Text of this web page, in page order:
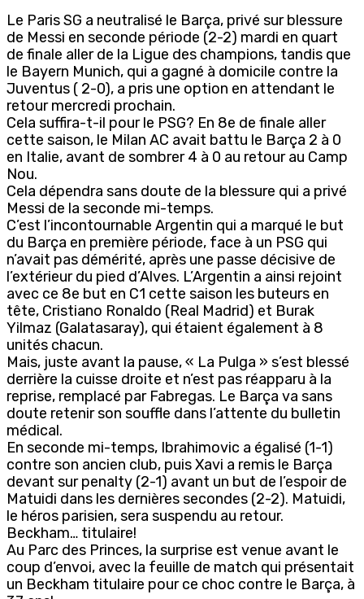
Le Paris SG a neutralisé le Barça, privé sur blessure
de Messi en seconde période (2-2) mardi en quart
de finale aller de la Ligue des champions, tandis que
le Bayern Munich, qui a gagné à domicile contre la
Juventus ( 2-0), a pris une option en attendant le
retour mercredi prochain.
Cela suffira-t-il pour le PSG? En 8e de finale aller
cette saison, le Milan AC avait battu le Barça 2 à 0
en Italie, avant de sombrer 4 à 0 au retour au Camp
Nou.
Cela dépendra sans doute de la blessure qui a privé
Messi de la seconde mi-temps.
C’est l’incontournable Argentin qui a marqué le but
du Barça en première période, face à un PSG qui
n’avait pas démérité, après une passe décisive de
l’extérieur du pied d’Alves. L’Argentin a ainsi rejoint
avec ce 8e but en C1 cette saison les buteurs en
tête, Cristiano Ronaldo (Real Madrid) et Burak
Yilmaz (Galatasaray), qui étaient également à 8
unités chacun.
Mais, juste avant la pause, « La Pulga » s’est blessé
derrière la cuisse droite et n’est pas réapparu à la
reprise, remplacé par Fabregas. Le Barça va sans
doute retenir son souffle dans l’attente du bulletin
médical.
En seconde mi-temps, Ibrahimovic a égalisé (1-1)
contre son ancien club, puis Xavi a remis le Barça
devant sur penalty (2-1) avant un but de l’espoir de
Matuidi dans les dernières secondes (2-2). Matuidi,
le héros parisien, sera suspendu au retour.
Beckham… titulaire!
Au Parc des Princes, la surprise est venue avant le
coup d’envoi, avec la feuille de match qui présentait
un Beckham titulaire pour ce choc contre le Barça, à